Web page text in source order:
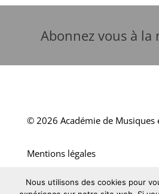
Abonnez vous à la
© 2026 Académie de Musiques
Mentions légales
Site développé par Orange
Nous utilisons des cookies pour